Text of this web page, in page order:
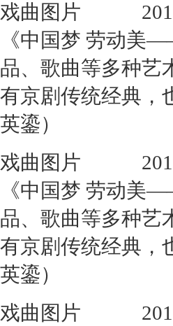
戏曲图片 2017
《中国梦 劳动美
品、歌曲等多种艺
有京剧传统经典，
英鎏）
戏曲图片 2017
《中国梦 劳动美
品、歌曲等多种艺
有京剧传统经典，
英鎏）
戏曲图片 2017